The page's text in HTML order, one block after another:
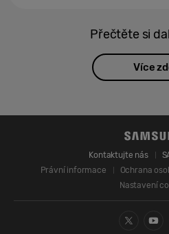
Přečtěte si
Více
Kontaktujte nás
Právní informace
Ochrana
Nastavení